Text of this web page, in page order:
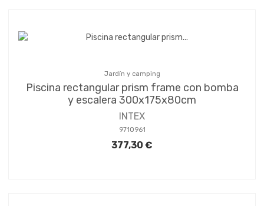
Jardín y camping
Piscina rectangular prism frame con bomba
y escalera 300x175x80cm
INTEX
9710961
377,30 €